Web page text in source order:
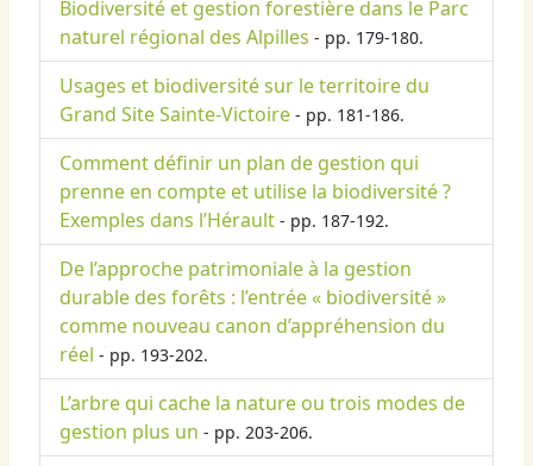
Biodiversité et gestion forestière dans le Parc
naturel régional des Alpilles - pp. 179-180.
Usages et biodiversité sur le territoire du
Grand Site Sainte-Victoire - pp. 181-186.
Comment définir un plan de gestion qui
prenne en compte et utilise la biodiversité ?
Exemples dans l’Hérault - pp. 187-192.
De l’approche patrimoniale à la gestion
durable des forêts : l’entrée « biodiversité »
comme nouveau canon d’appréhension du
réel - pp. 193-202.
L’arbre qui cache la nature ou trois modes de
gestion plus un - pp. 203-206.